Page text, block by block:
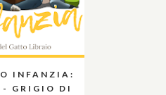
INFANZIA:
- GRIGIO DI